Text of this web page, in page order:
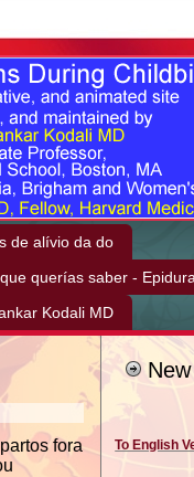
de alívio da do
querías saber -
Kodali MD
fora
To English